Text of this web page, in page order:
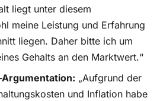
liegt unter diesem
meine Leistung und Erfahrung
liegen. Daher bitte ich um
Gehalts an den Marktwert.“
„Aufgrund der
und Inflation habe